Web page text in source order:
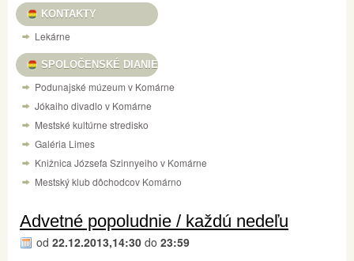
KONTAKTY
Lekárne
SPOLOČENSKÉ DIANIE
Podunajské múzeum v Komárne
Jókaiho divadlo v Komárne
Mestské kultúrne stredisko
Galéria Limes
Knižnica Józsefa Szinnyeiho v Komárne
Mestský klub dôchodcov Komárno
Advetné popoludnie / každú nedeľu
od 22.12.2013,14:30 do 23:59